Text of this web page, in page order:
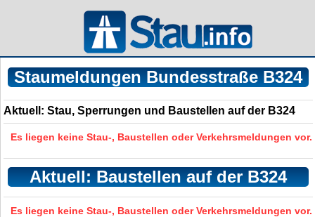
Staumeldungen Bundesstraße B324
Aktuell: Stau, Sperrungen und Baustellen auf der B324
Es liegen keine Stau-, Baustellen oder Verkehrsmeldungen vor.
Aktuell: Baustellen auf der B324
Es liegen keine Stau-, Baustellen oder Verkehrsmeldungen vor.